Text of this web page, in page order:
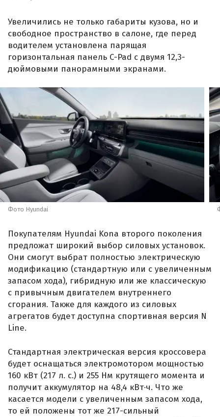
Увеличились не только габариты кузова, но и
свободное пространство в салоне, где перед
водителем установлена парящая
горизонтальная панель C-Pad с двумя 12,3-
дюймовыми панорамными экранами.
Фото Hyundai
Покупателям Hyundai Kona второго поколения
предложат широкий выбор силовых установок.
Они смогут выбрат полностью электрическую
модификацию (стандартную или с увеличенным
запасом хода), гибридную или же классическую
с привычным двигателем внутреннего
сгорания. Также для каждого из силовых
агрегатов будет доступна спортивная версия N
Line.
Стандартная электрическая версия кроссовера
будет оснащаться электромотором мощностью
160 кВт (217 л. с.) и 255 Нм крутящего момента и
получит аккумулятор на 48,4 кВт·ч. Что же
касается модели с увеличенным запасом хода,
то ей положены тот же 217-сильный